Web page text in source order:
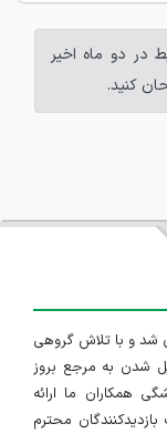
در دو ماه اخیر
کنید.
تاریخ ۱۳۹۱/۱/۱۰ راه اندازی شد و با تلاش گروهی
شدن به مرجع بروز
همکاران ما ارائه
محترم